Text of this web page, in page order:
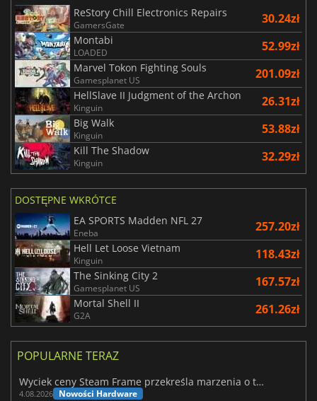
ReStory Chill Electronics Repairs
GamersGate 30.24zł
Montabi
LOADED 52.99zł
Marvel Tokon Fighting Souls
Gamesplanet US 201.09zł
HellSlave II Judgment of the Archon
Kinguin 26.31zł
Big Walk
Kinguin 53.88zł
Kill The Shadow
Kinguin 32.29zł
DOSTĘPNE WKRÓTCE
EA SPORTS Madden NFL 27
Eneba 257.20zł
Hell Let Loose Vietnam
Kinguin 118.43zł
The Sinking City 2
Gamesplanet US 167.57zł
Mortal Shell II
G2A 261.26zł
POPULARNE TERAZ
Wyciek ceny Steam Frame przekreśla marzenia o tanim zestawie VR
4.08.2026 Nowości Hardware